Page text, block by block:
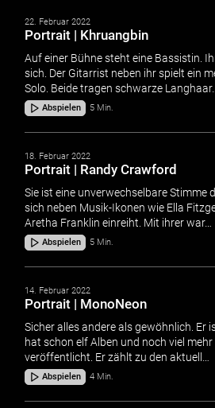
22. Februar 2022
Portrait | Khruangbin
Auf einer Bühne steht eine Bassistin.
sich. Der Gitarrist neben ihr spielt ein
Solo. Beide tragen schwarze Langhaar…
Abspielen 5 Min.
18. Februar 2022
Portrait | Randy Crawford
Sie ist eine unverwechselbare Stimme
sich neben Musik-Ikonen wie Ella
Aretha Franklin einreiht. Mit ihrer war…
Abspielen 5 Min.
14. Februar 2022
Portrait | MonoNeon
Sicher alles andere als gewöhnlich. Er
hat schon elf Alben und noch viel mehr
veröffentlicht. Er zählt zu den aktuell…
Abspielen 4 Min.